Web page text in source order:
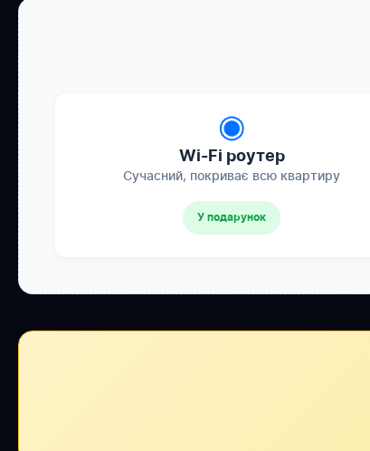
◉
Wi-Fi роутер
Сучасний, покриває всю квартиру
У подарунок